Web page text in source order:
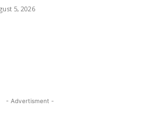
5, 2026
- Advertisment -